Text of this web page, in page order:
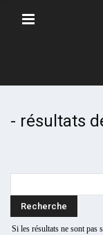
- résultats
Si les résultats ne sont pas